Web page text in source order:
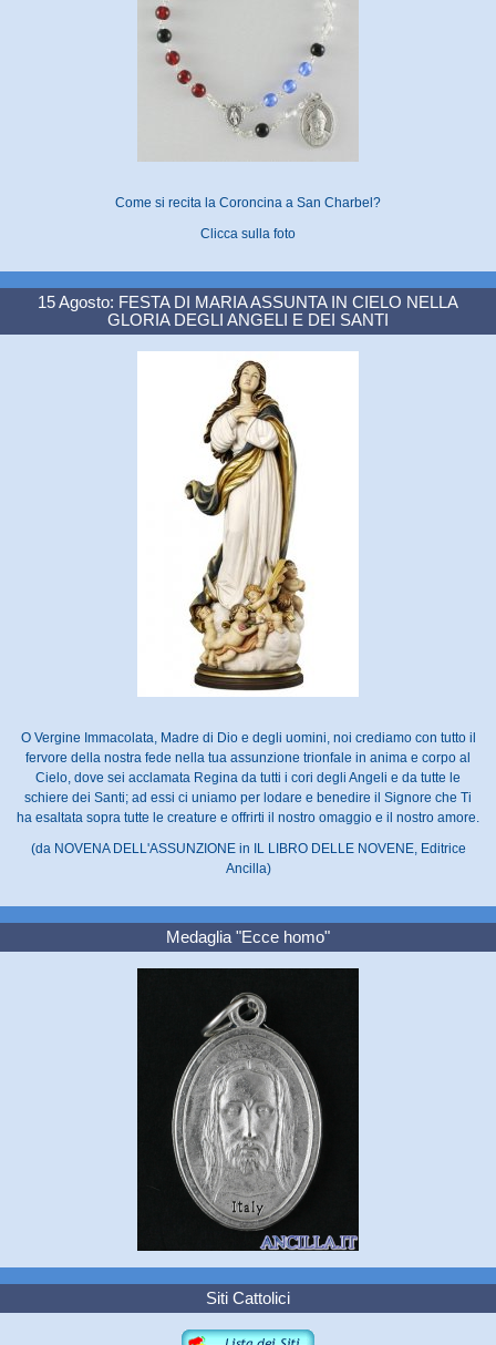
Come si recita la Coroncina a San Charbel?
Clicca sulla foto
15 Agosto: FESTA DI MARIA ASSUNTA IN CIELO NELLA
GLORIA DEGLI ANGELI E DEI SANTI
O Vergine Immacolata, Madre di Dio e degli uomini, noi crediamo con tutto il
fervore della nostra fede nella tua assunzione trionfale in anima e corpo al
Cielo, dove sei acclamata Regina da tutti i cori degli Angeli e da tutte le
schiere dei Santi; ad essi ci uniamo per lodare e benedire il Signore che Ti
ha esaltata sopra tutte le creature e offrirti il nostro omaggio e il nostro amore.
(da NOVENA DELL'ASSUNZIONE in IL LIBRO DELLE NOVENE, Editrice
Ancilla)
Medaglia "Ecce homo"
Siti Cattolici